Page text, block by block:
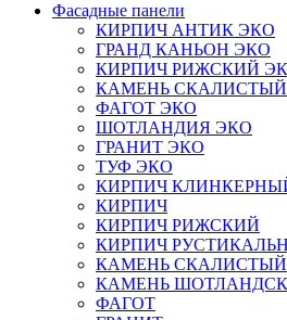
Фасадные панели
КИРПИЧ АНТИК ЭКО
ГРАНД КАНЬОН ЭКО
КИРПИЧ РИЖСКИЙ
КАМЕНЬ
ФАГОТ ЭКО
ШОТЛАНДИЯ ЭКО
ГРАНИТ ЭКО
ТУФ ЭКО
КИРПИЧ
КИРПИЧ
КИРПИЧ РИЖСКИЙ
КИРПИЧ
КАМЕНЬ СКАЛИСТЫЙ
КАМЕНЬ
ФАГОТ